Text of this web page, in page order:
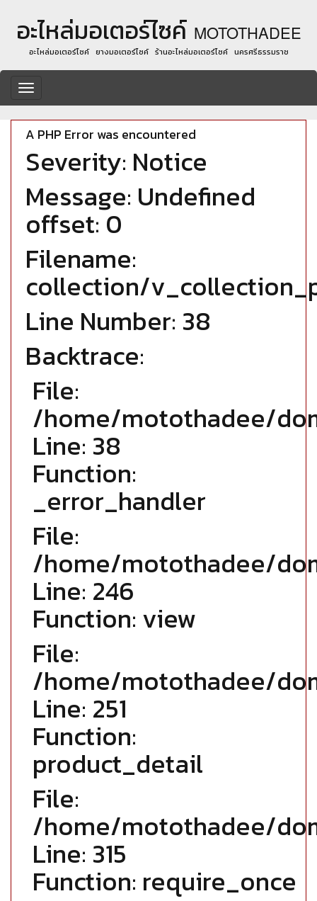
อะไหล่มอเตอร์ไซค์ MOTOTHADEE
อะไหล่มอเตอร์ไซค์ ยางมอเตอร์ไซค์ ร้านอะไหล่มอเตอร์ไซค์ นครศรีธรรมราช
Toggle
navigation
A PHP Error was encountered
Severity: Notice
Message: Undefined
offset: 0
Filename:
collection/
Line Number: 38
Backtrace:
File:
/home/motothadee/
Line: 38
Function:
_error_handler
File:
/home/motothadee/
Line: 246
Function: view
File:
/home/motothadee/
Line: 251
Function:
product_detail
File:
/home/motothadee/
Line: 315
Function: require_once